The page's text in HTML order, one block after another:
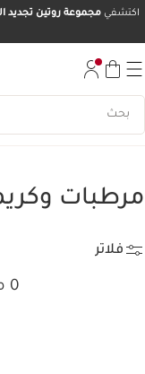
اكتشفيمجموعة روتين تجديد
مرطبات
فلاتر
0 منتج يطابق اختيارك